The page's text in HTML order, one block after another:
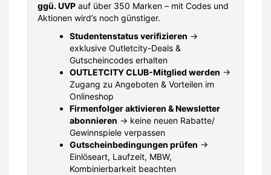
ggü. UVP auf über 350 Marken – mit Codes und
Aktionen wird’s noch günstiger.
Studentenstatus verifizieren →
exklusive Outletcity-Deals &
Gutscheincodes erhalten
OUTLETCITY CLUB-Mitglied werden →
Zugang zu Angeboten & Vorteilen im
Onlineshop
Firmenfolger aktivieren & Newsletter
abonnieren → keine neuen Rabatte/
Gewinnspiele verpassen
Gutscheinbedingungen prüfen →
Einlöseart, Laufzeit, MBW,
Kombinierbarkeit beachten